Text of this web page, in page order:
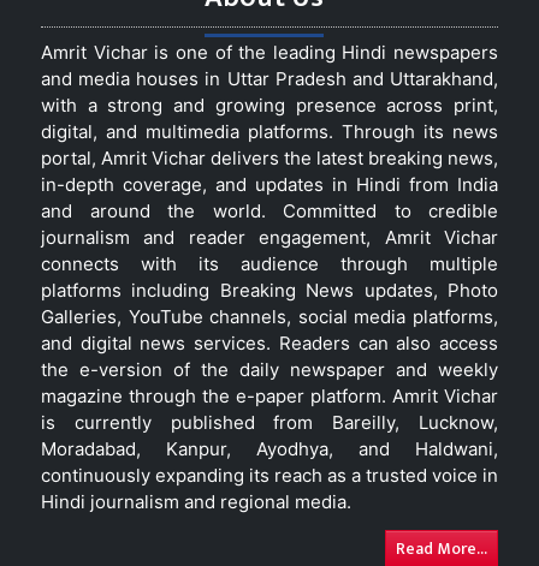
Amrit Vichar is one of the leading Hindi newspapers
and media houses in Uttar Pradesh and Uttarakhand,
with a strong and growing presence across print,
digital, and multimedia platforms. Through its news
portal, Amrit Vichar delivers the latest breaking news,
in-depth coverage, and updates in Hindi from India
and around the world. Committed to credible
journalism and reader engagement, Amrit Vichar
connects with its audience through multiple
platforms including Breaking News updates, Photo
Galleries, YouTube channels, social media platforms,
and digital news services. Readers can also access
the e-version of the daily newspaper and weekly
magazine through the e-paper platform. Amrit Vichar
is currently published from Bareilly, Lucknow,
Moradabad, Kanpur, Ayodhya, and Haldwani,
continuously expanding its reach as a trusted voice in
Hindi journalism and regional media.
Read More...